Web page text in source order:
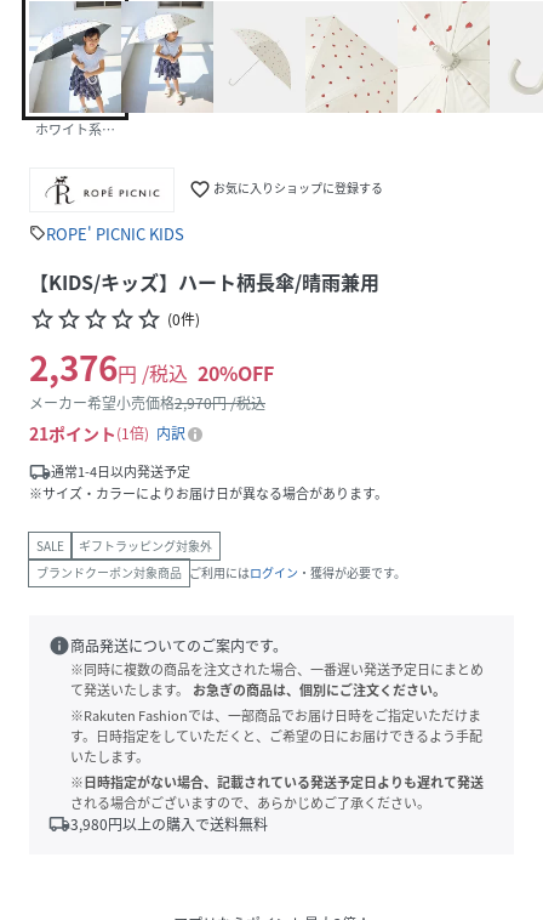
ホワイト系（11）
favorite_border お気に入りショップに登録する
sellROPE' PICNIC KIDS
【KIDS/キッズ】ハート柄長傘/晴雨兼用
star_borderstar_borderstar_borderstar_borderstar_border (0件)
2,376円 /税込 20%OFF
メーカー希望小売価格2,970円 /税込
21ポイント 1倍
内訳
local_shipping通常1-4日以内発送予定
※サイズ・カラーによりお届け日が異なる場合があります。
SALE
ギフトラッピング対象外
ブランドクーポン対象商品 ご利用にはログイン ・獲得が必要です。
info商品発送についてのご案内です。
※同時に複数の商品を注文された場合、一番遅い発送予定日にまとめ
て発送いたします。
お急ぎの商品は、個別にご注文ください。
※Rakuten Fashionでは、一部商品でお届け日時をご指定いただけま
す。日時指定をしていただくと、ご希望の日にお届けできるよう手配
いたします。
※日時指定がない場合、記載されている発送予定日よりも遅れて発送
される場合がございますので、あらかじめご了承ください。
local_shipping3,980円以上の購入で送料無料